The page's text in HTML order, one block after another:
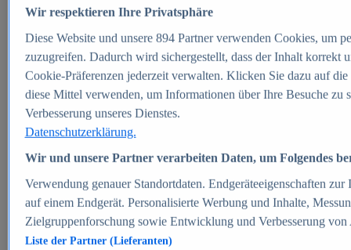
Zum Report
E-commerce
Beliebte Statistiken
Aktuelle Statistiken
E-Commerce - Entwicklung des Umsatzes in
Deutschland 1999-2025
Umsatz von Amazon in Deutschland und weltweit
2010-2025
B2C-E-Commerce: Top-50 Online Shops in
Deutschland 2024
Marktanteile von Online-Zahlungsverfahren in
Deutschland 2024
Umsatzstarke Warengruppen im Online-Handel in
Deutschland 2023-2025
Wir respektieren Ihre Privatsphäre
Diese Website und unsere 894Partner verwenden Cookies, um
zuzugreifen. Dadurch wird sichergestellt, dass der Inhalt korrekt
Cookie-Präferenzen jederzeit verwalten. Klicken Sie dazu auf
diese Mittel verwenden, um Informationen über Ihre Besuche
Verbesserung unseres Dienstes.
Datenschutzerklärung.
Wir und unsere Partner verarbeiten Daten, um Folgendes
Verwendung genauer Standortdaten. Endgeräteeigenschaften
auf einem Endgerät. Personalisierte Werbung und Inhalte,
Zielgruppenforschung sowie Entwicklung und Verbesserung von
Liste der Partner (Lieferanten)